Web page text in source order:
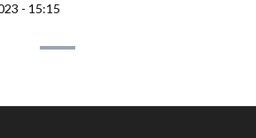
- 15:15